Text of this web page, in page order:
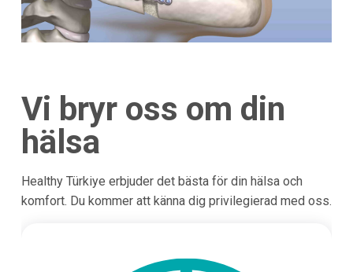
Vi bryr oss om din
hälsa
Healthy Türkiye erbjuder det bästa för din hälsa och
komfort. Du kommer att känna dig privilegierad med oss.